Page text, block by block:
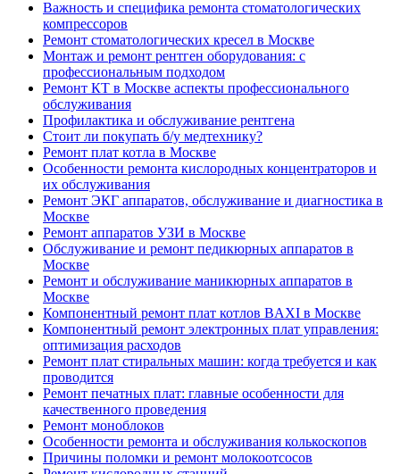
Важность и специфика ремонта стоматологических
компрессоров
Ремонт стоматологических кресел в Москве
Монтаж и ремонт рентген оборудования: с
профессиональным подходом
Ремонт КТ в Москве аспекты профессионального
обслуживания
Профилактика и обслуживание рентгена
Стоит ли покупать б/у медтехнику?
Ремонт плат котла в Москве
Особенности ремонта кислородных концентраторов и
их обслуживания
Ремонт ЭКГ аппаратов, обслуживание и диагностика в
Москве
Ремонт аппаратов УЗИ в Москве
Обслуживание и ремонт педикюрных аппаратов в
Москве
Ремонт и обслуживание маникюрных аппаратов в
Москве
Компонентный ремонт плат котлов BAXI в Москве
Компонентный ремонт электронных плат управления:
оптимизация расходов
Ремонт плат стиральных машин: когда требуется и как
проводится
Ремонт печатных плат: главные особенности для
качественного проведения
Ремонт моноблоков
Особенности ремонта и обслуживания колькоскопов
Причины поломки и ремонт молокоотсосов